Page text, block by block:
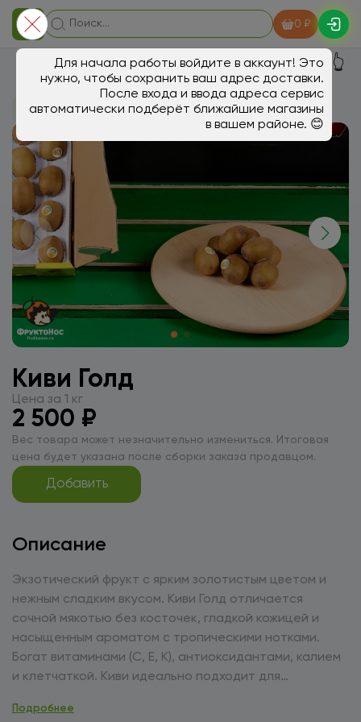
0 ₽
Для начала работы войдите в аккаунт! Это
нужно, чтобы сохранить ваш адрес доставки.
После входа и ввода адреса сервис
автоматически подберёт ближайшие магазины
в вашем районе. 😊
👆
В магазин Ягоды, экзотика
Киви Голд
Цена за 1 кг
2 500 ₽
Вес товара может незначительно измениться. Итоговая
цена будет указана после сборки заказа продавцом.
Добавить
Описание
Экзотический фрукт с ярким золотистым цветом и
нежным сладким вкусом. Киви Голд отличается
сочной мякотью без косточек, гладкой кожицей и
насыщенным ароматом с тропическими нотками.
Богат витаминами (С, Е, К), антиоксидантами, калием
и клетчаткой. Киви идеально подходит для
и украшения блюд. Его сладкий вкус прекрасно
Подробнее